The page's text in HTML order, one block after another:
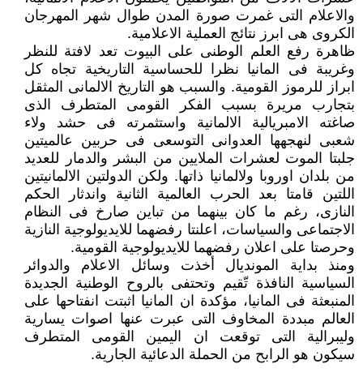
والاعلام التى غمرت صورة المدن طوال شهر المهرجان
الكروى هى ابرز نتائج العملية الاعلامية.
ظاهرة رفع العلم الوطنى على البيوت تعد لافتة للنظر
وغريبة فى المانيا نظرا للحساسية التاريخية تجاه كل
ابراز للرموز القومية. والسبب هو التاريخ الالمانى المثقل
بتجارب مريرة بسبب الفكر القومى المتطرف الذى
صاغته الامبريالية الالمانية واستثمرته فى حشد ولاء
شعبى لنهجهها العدوانى التوسعى فى حربين عالميتين
جلبتا الموت لعشرات الملايين من البشر والدمار للعديد
من بلدان اوروبا ولالمانيا ذاتها. ولكن الدولتين الالمانيتين
اللتين قامتا بعد الحرب العالمية الثانية واندثار الحكم
النازى، رغم ما كان بينهما من تباين صارخ فى النظام
الاجتماعى والسياسات، اعلنتا رفضهما للايديولوجية النازية
وحرصتا على اعلان رفضهما للايديولوجية القومية.
ومنذ بداية المونديال أخذت وسائل الاعلام والدوائر
السياسية النافذة تّقيم وتحتفى بالروح الوطنية الجديدة
المنبعثة فى المانيا، مؤكدة ان المانيا اثبتت انفتاحها على
العالم مبددة المخاوف التى عبرت عنها اصوات يسارية
وليبرالية التى توقعت ان اليمين القومى المتطرف
سيكون هو الرابح من الحملة الدعائية الجارية.